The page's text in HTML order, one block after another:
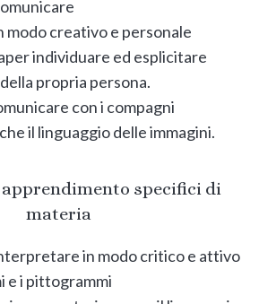
modo creativo e personale
individuare ed esplicitare
propria persona.
con i compagni
il linguaggio delle immagini.
specifici di
materia
in modo critico e attivo
e i pittogrammi